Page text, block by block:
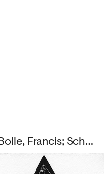
De Bolle, Francis; Schmitz, André